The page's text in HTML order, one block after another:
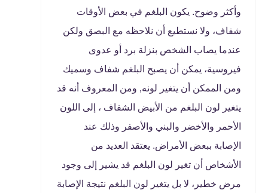
وأكثر وضوح. يكون البلغم في بعض الأوقات
شفاف، ولا نستطيع أن نلاحظه مع البصق ولكن
عندما يصاب الشخص بنزلة برد أو عدوى
فيروسية، يمكن أن يصبح البلغم شفاف وسميك
ومن الممكن أن يتغير لونه, ومن المعروف أنه قد
يتغير لون البلغم من الأبيض الشفاف ، إلى اللون
الأحمر والأخضر والبني والأصفر وذلك عند
الإصابة ببعض الأمراض. يعتقد العديد من
الأشخاص أن تغير لون البلغم قد يشير إلى وجود
مرض خطير، لا بل يتغير لون البلغم نتيجة الإصابة